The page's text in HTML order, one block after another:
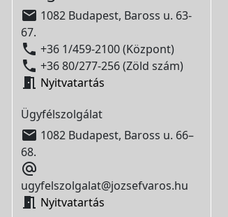
 1082 Budapest, Baross u. 63-
67.
 +36 1/459-2100 (Központ)
 +36 80/277-256 (Zöld szám)
 Nyitvatartás
Ügyfélszolgálat
 1082 Budapest, Baross u. 66–
68.

ugyfelszolgalat@jozsefvaros.hu
 Nyitvatartás